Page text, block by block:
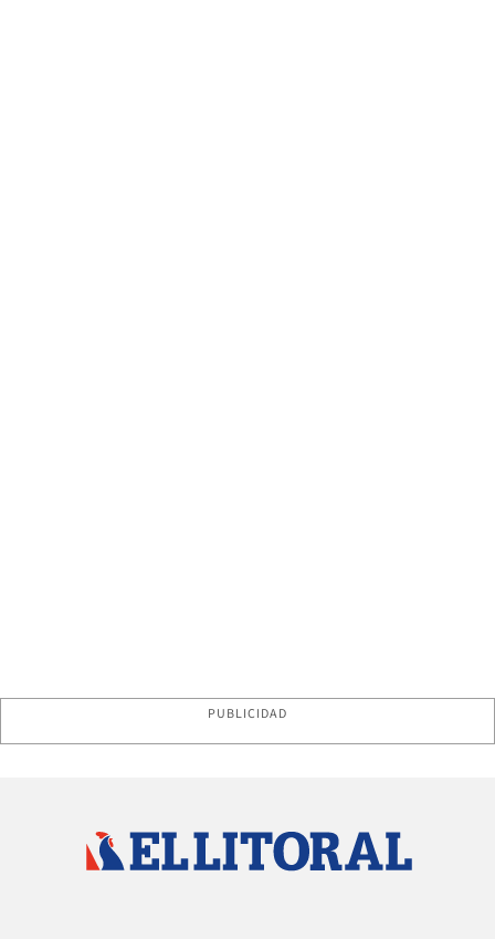
PUBLICIDAD